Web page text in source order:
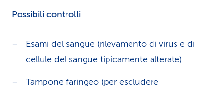
Possibili controlli
Esami del sangue (rilevamento di virus e di
cellule del sangue tipicamente alterate)
Tampone faringeo (per escludere